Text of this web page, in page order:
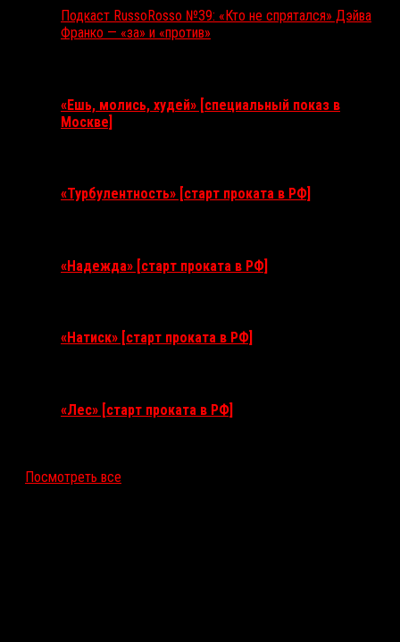
Подкаст RussoRosso №39: «Кто не спрятался» Дэйва
Франко — «за» и «против»
«Ешь, молись, худей» [специальный показ в
Москве]
«Турбулентность» [старт проката в РФ]
«Надежда» [старт проката в РФ]
«Натиск» [старт проката в РФ]
«Лес» [старт проката в РФ]
Посмотреть все